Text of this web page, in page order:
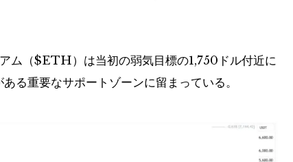
ム（$ETH）は当初の弱気目標の1,750ドル付近に
る重要なサポートゾーンに留まっている。